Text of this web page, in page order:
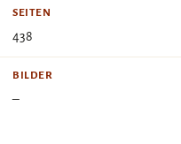
SEITEN
438
BILDER
–